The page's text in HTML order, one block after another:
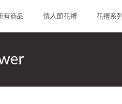
有商品 情人節花禮 花禮系列